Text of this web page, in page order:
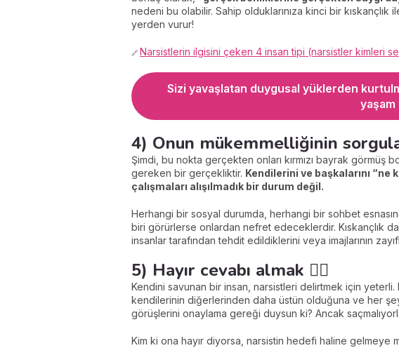
nedeni bu olabilir. Sahip olduklarınıza kinci bir
yerden vurur!
🔗 Narsistlerin ilgisini çeken 4 insan tipi (narsistler kimleri
Sizi yavaşlatan duygusal yüklerden
4) Onun mükemmelliğinin
Şimdi, bu nokta gerçekten onları kırmızı bayrak görmüş
gereken bir gerçekliktir. Kendilerini ve başkalarını
çalışmaları alışılmadık bir durum değil.
Herhangi bir sosyal durumda, herhangi bir sohbet
biri görürlerse onlardan nefret edeceklerdir. Kıskançlık
insanlar tarafından tehdit edildiklerini veya imajlarının
5) Hayır cevabı almak 🙅‍♀️
Kendini savunan bir insan, narsistleri delirtmek için
kendilerinin diğerlerinden daha üstün olduğuna ve her
görüşlerini onaylama gereği duysun ki? Ancak
Kim ki ona hayır diyorsa, narsistin hedefi haline gelmeye